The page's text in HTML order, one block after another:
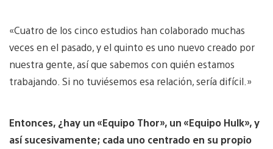
«Cuatro de los cinco estudios han colaborado muchas
veces en el pasado, y el quinto es uno nuevo creado por
nuestra gente, así que sabemos con quién estamos
trabajando. Si no tuviésemos esa relación, sería difícil.»
Entonces, ¿hay un «Equipo Thor», un «Equipo Hulk», y
así sucesivamente; cada uno centrado en su propio